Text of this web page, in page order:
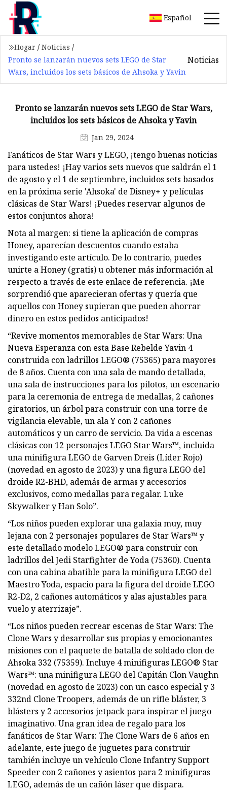
Español
Hogar / Noticias /
Pronto se lanzarán nuevos sets LEGO de Star
Wars, incluidos los sets básicos de Ahsoka y Yavin
Noticias
Pronto se lanzarán nuevos sets LEGO de Star Wars,
incluidos los sets básicos de Ahsoka y Yavin
Jan 29, 2024
Fanáticos de Star Wars y LEGO, ¡tengo buenas noticias
para ustedes! ¡Hay varios sets nuevos que saldrán el 1
de agosto y el 1 de septiembre, incluidos sets basados ​​
en la próxima serie 'Ahsoka' de Disney+ y películas
clásicas de Star Wars! ¡Puedes reservar algunos de
estos conjuntos ahora!
Nota al margen: si tiene la aplicación de compras
Honey, aparecían descuentos cuando estaba
investigando este artículo. De lo contrario, puedes
unirte a Honey (gratis) u obtener más información al
respecto a través de este enlace de referencia. ¡Me
sorprendió que aparecieran ofertas y quería que
aquellos con Honey supieran que pueden ahorrar
dinero en estos pedidos anticipados!
“Revive momentos memorables de Star Wars: Una
Nueva Esperanza con esta Base Rebelde Yavin 4
construida con ladrillos LEGO® (75365) para mayores
de 8 años. Cuenta con una sala de mando detallada,
una sala de instrucciones para los pilotos, un escenario
para la ceremonia de entrega de medallas, 2 cañones
giratorios, un árbol para construir con una torre de
vigilancia elevable, un ala Y con 2 cañones
automáticos y un carro de servicio. Da vida a escenas
clásicas con 12 personajes LEGO Star Wars™, incluida
una minifigura LEGO de Garven Dreis (Líder Rojo)
(novedad en agosto de 2023) y una figura LEGO del
droide R2-BHD, además de armas y accesorios
exclusivos, como medallas para regalar. Luke
Skywalker y Han Solo”.
“Los niños pueden explorar una galaxia muy, muy
lejana con 2 personajes populares de Star Wars™ y
este detallado modelo LEGO® para construir con
ladrillos del Jedi Starfighter de Yoda (75360). Cuenta
con una cabina abatible para la minifigura LEGO del
Maestro Yoda, espacio para la figura del droide LEGO
R2-D2, 2 cañones automáticos y alas ajustables para
vuelo y aterrizaje”.
“Los niños pueden recrear escenas de Star Wars: The
Clone Wars y desarrollar sus propias y emocionantes
misiones con el paquete de batalla de soldado clon de
Ahsoka 332 (75359). Incluye 4 minifiguras LEGO® Star
Wars™: una minifigura LEGO del Capitán Clon Vaughn
(novedad en agosto de 2023) con un casco especial y 3
332nd Clone Troopers, además de un rifle bláster, 3
blásters y 2 accesorios jetpack para inspirar el juego
imaginativo. Una gran idea de regalo para los
fanáticos de Star Wars: The Clone Wars de 6 años en
adelante, este juego de juguetes para construir
también incluye un vehículo Clone Infantry Support
Speeder con 2 cañones y asientos para 2 minifiguras
LEGO, además de un cañón láser que dispara.